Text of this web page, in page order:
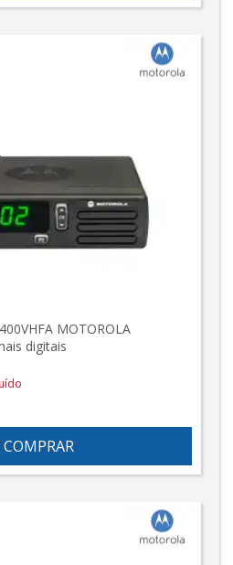
MOTOROLA
digitais
COMPRAR